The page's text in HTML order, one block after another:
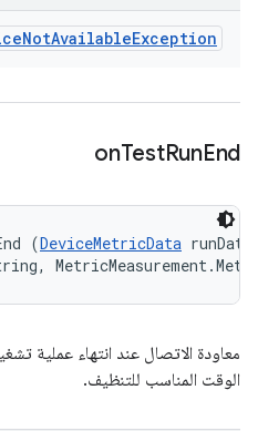
NotAvailableException
onTestRunEnd
(DeviceMetricData
معاودة الاتصال عند انتهاء عملية
الوقت المناسب للتنظيف.